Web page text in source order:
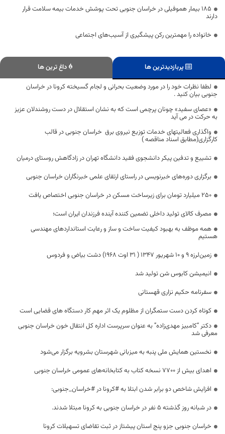
۱۸۵ بیمار هموفیلی در خراسان جنوبی تحت پوشش خدمات بیمه سلامت قرار
دارند
خانواده را مهمترین رکن پیشگیری از آسیب‌های اجتماعی
پربازدیدترین ها
داغ ترین ها
لطفا نظرات خود را در مورد وضعیت بحرانی و لجام گسیخته کرونا در خراسان
جنوبی بیان کنید .
«عصای سفید» چونان پرچمی است که به نشان استقلال در دست روشندلان عزیز
به حرکت در می آید
واگذاری فعالیتهای خدمات توزیع نیروی برق خراسان جنوبی در قالب
کارگزاری(مطابق اسناد مناقصه )
تشییع و تدفین پیکر دانشجوی فقید دانشگاه تهران در زادگاهش روستای درمیان
برگزاری دوره‌های خبرنویسی در راستای ارتقای علمی خبرنگاران خراسان جنوبی
۲۵۰ میلیارد تومان برای زیرساخت مسکن در خراسان جنوبی اختصاص یافت
مصرف کالای تولید داخلی تضمین کننده آینده فرزندان ایران است؛
همه موظف به بهبود کیفیت ساخت و ساز و رعایت استانداردهای مهندسی
هستیم
زمین‌لرزه ۹ و ۱۰ شهریور ۱۳۴۷ ( ۳۱ اوت ۱۹۶۸) دشت بیاض و فردوس
انیمیشن کابوس شن تولید شد
سفرنامه حکیم نزاری قهستانی
کوتاه کردن دست ستمگران از مظلوم یک اثر مهم کار دستگاه های قضایی است
دکتر “کامبیز مهدی‌زاده” به عنوان سرپرست اداره کل انتقال خون خراسان جنوبی
معرفی شد
نخستین همایش ملی پنبه به میزبانی شهرستان بشرویه برگزار می‌شود
اهدای بیش از ۷۷۰۰ نسخه کتاب به کتابخانه‌های عمومی خراسان جنوبی
افزایش شاخص دو برابر شدن ابتلا به #کرونا در #خراسان_جنوبی:
در شبانه روز گذشته ۵ نفر در خراسان جنوبی به کرونا مبتلا شدند.
خراسان جنوبی جزو پنج استان پیشتاز در ثبت تقاضای تسهیلات کرونا